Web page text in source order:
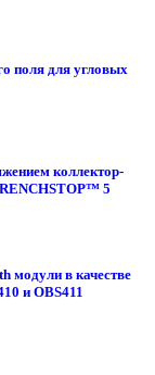
поля для угловых
коллектор-
5
модули в качестве
и OBS411